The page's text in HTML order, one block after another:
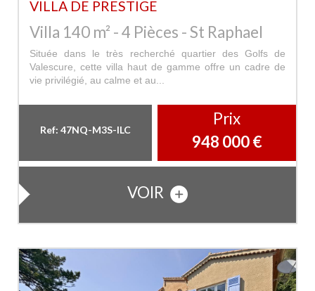
VILLA DE PRESTIGE
Villa 140 m² - 4 Pièces - St Raphael
Située dans le très recherché quartier des Golfs de
Valescure, cette villa haut de gamme offre un cadre de
vie privilégié, au calme et au...
Ref: 47NQ-M3S-ILC
Prix
948 000 €
VOIR